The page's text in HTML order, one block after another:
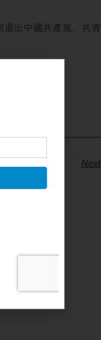
退出中國共產黨、共青
Next